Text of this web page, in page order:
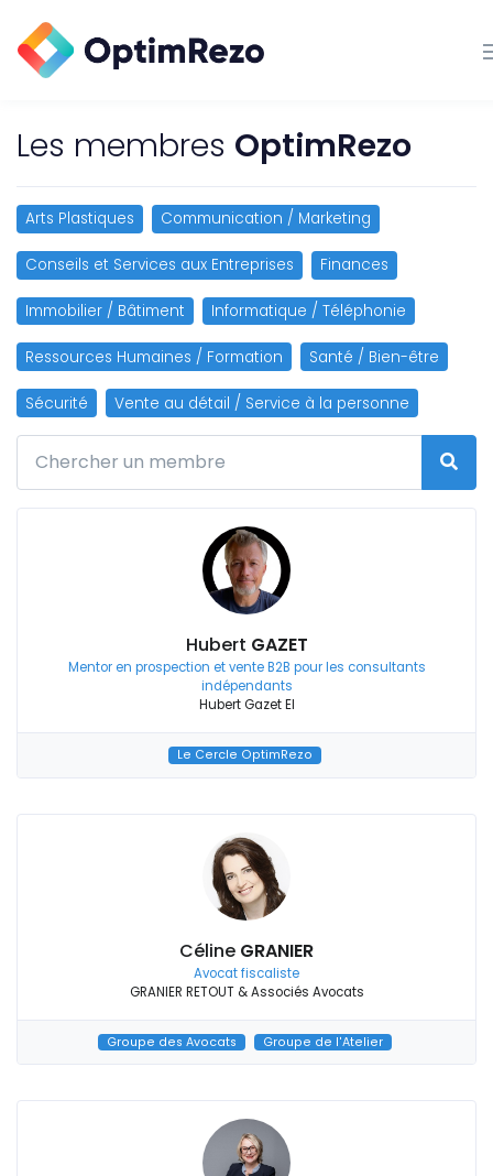
Les membres OptimRezo
Arts Plastiques Communication / Marketing
Conseils et Services aux Entreprises Finances
Immobilier / Bâtiment Informatique / Téléphonie
Ressources Humaines / Formation Santé / Bien-être
Sécurité Vente au détail / Service à la personne
Hubert GAZET
Mentor en prospection et vente B2B pour les consultants
indépendants
Hubert Gazet EI
Le Cercle OptimRezo
Céline GRANIER
Avocat fiscaliste
GRANIER RETOUT & Associés Avocats
Groupe des Avocats Groupe de l'Atelier